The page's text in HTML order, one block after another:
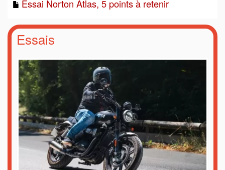
Essai Norton Atlas, 5 points à retenir
Essais